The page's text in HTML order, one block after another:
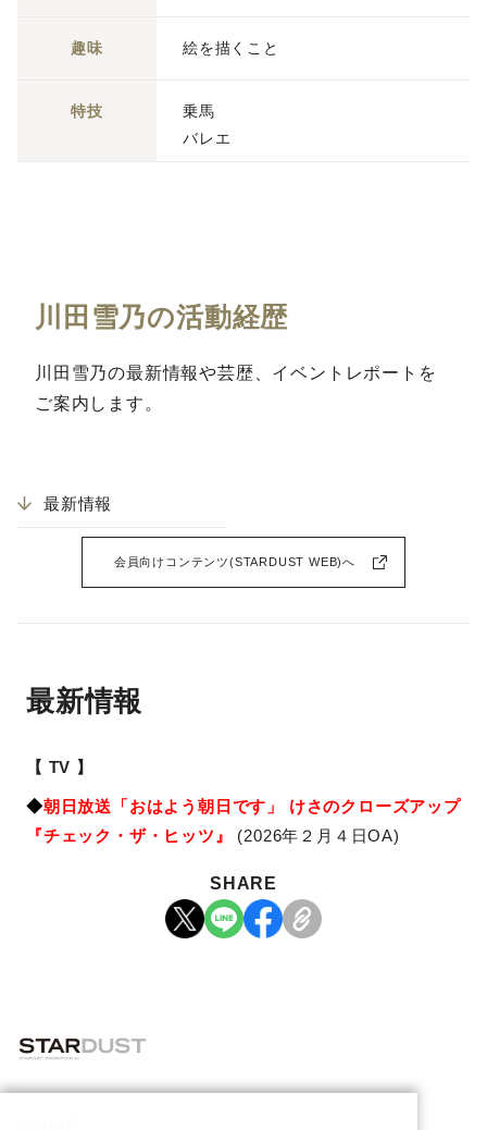
趣味 絵を描くこと
特技
乗馬
バレエ
川田雪乃の活動経歴
川田雪乃の最新情報や芸歴、イベントレポートを
ご案内します。
最新情報
会員向けコンテンツ(STARDUST WEB)へ
最新情報
【 TV 】
◆朝日放送「おはよう朝日です」 けさのクローズアップ
『チェック・ザ・ヒッツ』
(2026年２月４日OA)
SHARE